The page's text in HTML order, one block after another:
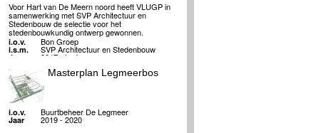
Voor Hart van De Meern noord heeft VLUGP in
samenwerking met SVP Architectuur en
Stedenbouw de selectie voor het
stedenbouwkundig ontwerp gewonnen.
i.o.v. Bon Groep
i.s.m. SVP Architectuur en Stedenbouw
Jaar
2017 - heden
Masterplan Legmeerbos
i.o.v. Buurtbeheer De Legmeer
Jaar 2019 - 2020